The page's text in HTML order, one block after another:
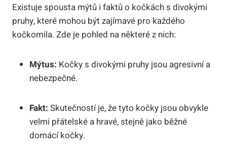
Existuje spousta mýtů i faktů o kočkách s divokými
pruhy, které mohou být zajímavé pro každého
kočkomila. Zde je pohled na některé z nich:
Mýtus: Kočky s divokými pruhy jsou agresivní a
nebezpečné.
Fakt: Skutečností je, že tyto kočky jsou obvykle
velmi přátelské a hravé, stejně jako běžné
domácí kočky.